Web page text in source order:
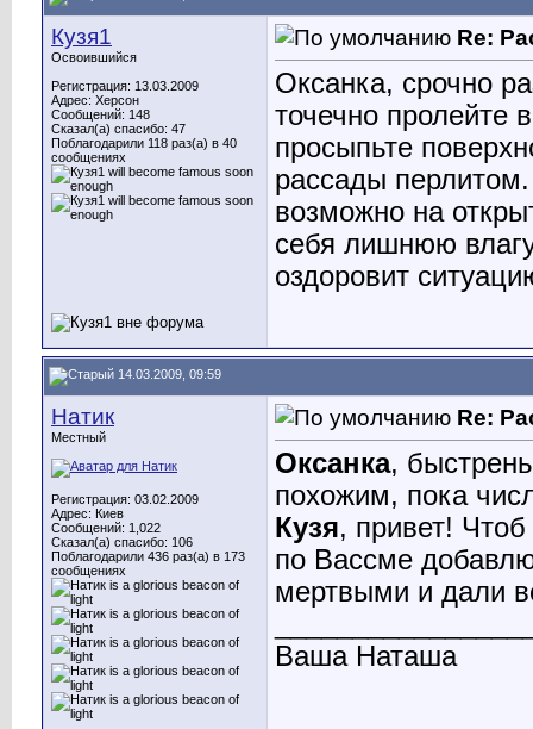
Кузя1
Освоившийся
Регистрация: 13.03.2009
Адрес: Херсон
Сообщений: 148
Сказал(а) спасибо: 47
Поблагодарили 118 раз(а) в 40
сообщениях
Re:
Оксанка, срочно
точечно пролейте
просыпьте
рассады
возможно на
себя лишнюю
оздоровит
14.03.2009, 09:59
Натик
Местный
Регистрация: 03.02.2009
Адрес: Киев
Сообщений: 1,022
Сказал(а) спасибо: 106
Поблагодарили 436 раз(а) в 173
сообщениях
Re:
Оксанка,
похожим, пока
Кузя, привет!
по Вассме
мертвыми и дали
Ваша Наташа